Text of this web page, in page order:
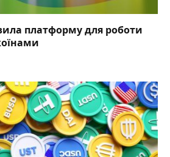
платформу для роботи